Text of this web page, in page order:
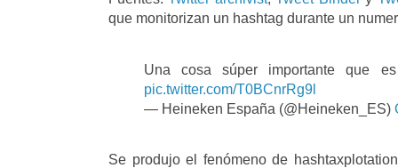
que monitorizan un hashtag durante un
Una cosa súper importante que
pic.twitter.com/T0BCnrRg9l
— Heineken España (@Heineken_ES)
Se produjo el fenómeno de